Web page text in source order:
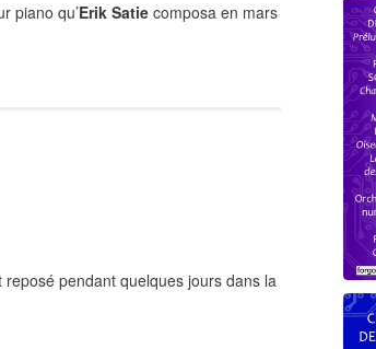
piano qu’Erik Satie composa en mars
pendant quelques jours dans la